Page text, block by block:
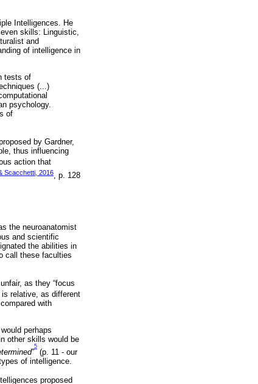
Intelligences. He
skills: Linguistic,
and
of intelligence in
tests of
(...)
psychology.
of
by Gardner,
thus influencing
action that
Scacchetti, 2016
, p. 128
the neuroanatomist
and scientific
the abilities in
call these faculties
as they “focus
relative, as different
with
perhaps
other skills would be
”
5
(p. 11 - our
of intelligence.
proposed